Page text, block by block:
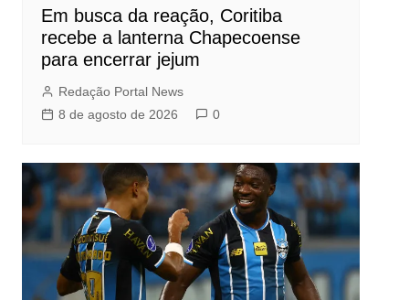
Em busca da reação, Coritiba
recebe a lanterna Chapecoense
para encerrar jejum
Redação Portal News
8 de agosto de 2026
0